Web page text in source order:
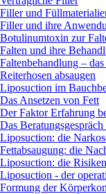
Filler und
Filler und ihre
Botulinumtoxin zur
Falten und ihre
Faltenbehandlung –
Reiterhosen absaugen
Liposuction im
Das Ansetzen von Fett
Der Faktor Erfahrung
Das
Liposuction: die
Fettabsaugung: die
Liposuction: die Risiken
Liposuction - der
Formung der